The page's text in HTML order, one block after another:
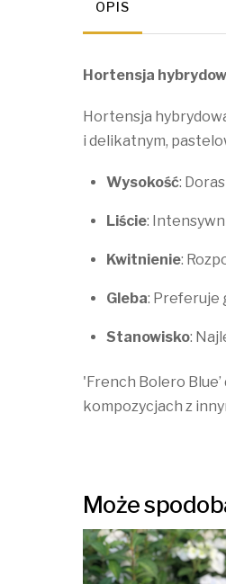
OPIS
Hortensja
Hortensja
i delikatnym,
Wysokość:
Liście:
Kwitnienie:
Gleba: Preferuje
Stanowisko:
'French Bolero
kompozycjach z
Może